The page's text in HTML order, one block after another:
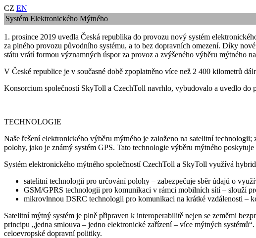
CZ EN
Systém Elektronického Mýtného
1. prosince 2019 uvedla Česká republika do provozu nový systém
za plného provozu původního systému, a to bez dopravních omezení. Díky
státu vrátí formou významných úspor za provoz a zvýšeného výběru mýtného
V České republice je v současné době zpoplatněno více než 2 400 kilometrů
Konsorcium společností SkyToll a CzechToll navrhlo, vybudovalo a uvedlo
TECHNOLOGIE
Naše řešení elektronického výběru mýtného je založeno na satelitní
polohy, jako je známý systém GPS. Tato technologie výběru mýtného
Systém elektronického mýtného společností CzechToll a SkyToll využívá
satelitní technologii pro určování polohy – zabezpečuje sběr údajů o
GSM/GPRS technologii pro komunikaci v rámci mobilních sítí – slouží
mikrovlnnou DSRC technologii pro komunikaci na krátké vzdálenosti –
Satelitní mýtný systém je plně připraven k interoperabilitě nejen se zeměmi
principu „jedna smlouva – jedno elektronické zařízení – více mýtných
celoevropské dopravní politiky.